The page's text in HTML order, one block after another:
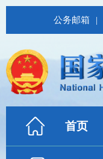
公务邮箱 |
首页